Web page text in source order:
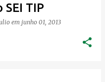
TIP
em junho 01, 2013